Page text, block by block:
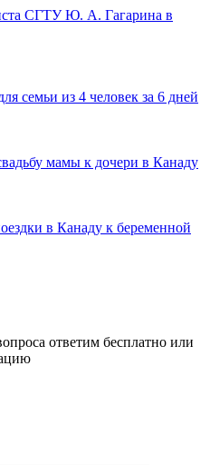
СГТУ Ю. А. Гагарина в
семьи из 4 человек за 6 дней
мамы к дочери в Канаду
в Канаду к беременной
ответим бесплатно или